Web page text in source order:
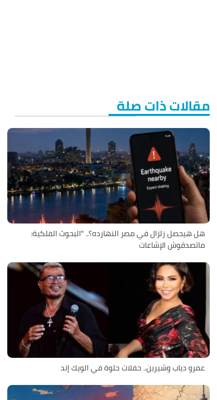
مقالات ذات صلة
هل هيحصل زلزال في مصر النهارده؟.. "البحوث الفلكية:
ماتصدقوش الإشاعات
عمرو دياب وشيرين.. حفلات حلوة في الويك إند